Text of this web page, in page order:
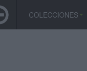
COLECCIONES